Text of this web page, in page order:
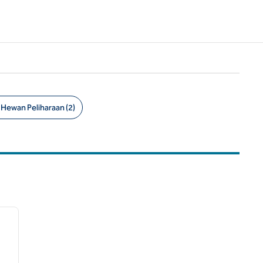
Peliharaan (2)
gambar berikutnya